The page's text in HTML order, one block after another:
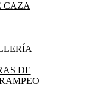
CAZA
DE